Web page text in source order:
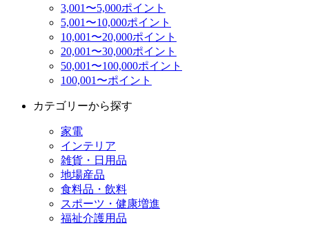
3,001〜5,000ポイント
5,001〜10,000ポイント
10,001〜20,000ポイント
20,001〜30,000ポイント
50,001〜100,000ポイント
100,001〜ポイント
カテゴリーから探す
家電
インテリア
雑貨・日用品
地場産品
食料品・飲料
スポーツ・健康増進
福祉介護用品